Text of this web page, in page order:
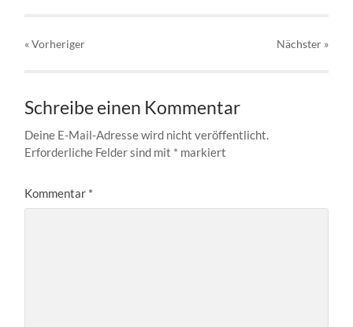
« Vorheriger Nächster »
Schreibe einen Kommentar
Deine E-Mail-Adresse wird nicht veröffentlicht.
Erforderliche Felder sind mit * markiert
Kommentar *